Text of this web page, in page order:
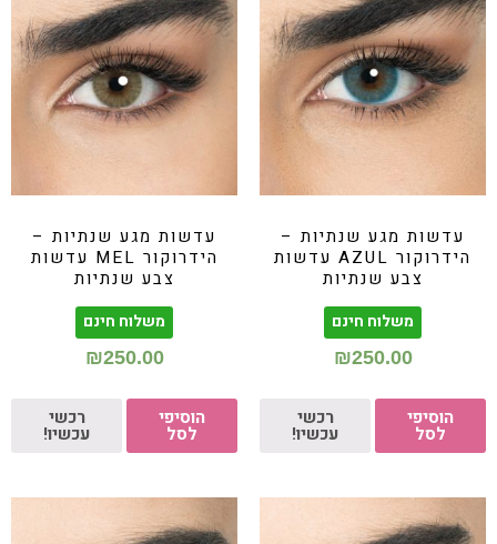
עדשות מגע שנתיות –
הידרוקור AZUL עדשות
צבע שנתיות
משלוח חינם
₪250.00
הוסיפי
לסל
רכשי
עכשיו!
עדשות מגע שנתיות –
הידרוקור MEL עדשות
צבע שנתיות
משלוח חינם
₪250.00
הוסיפי
לסל
רכשי
עכשיו!